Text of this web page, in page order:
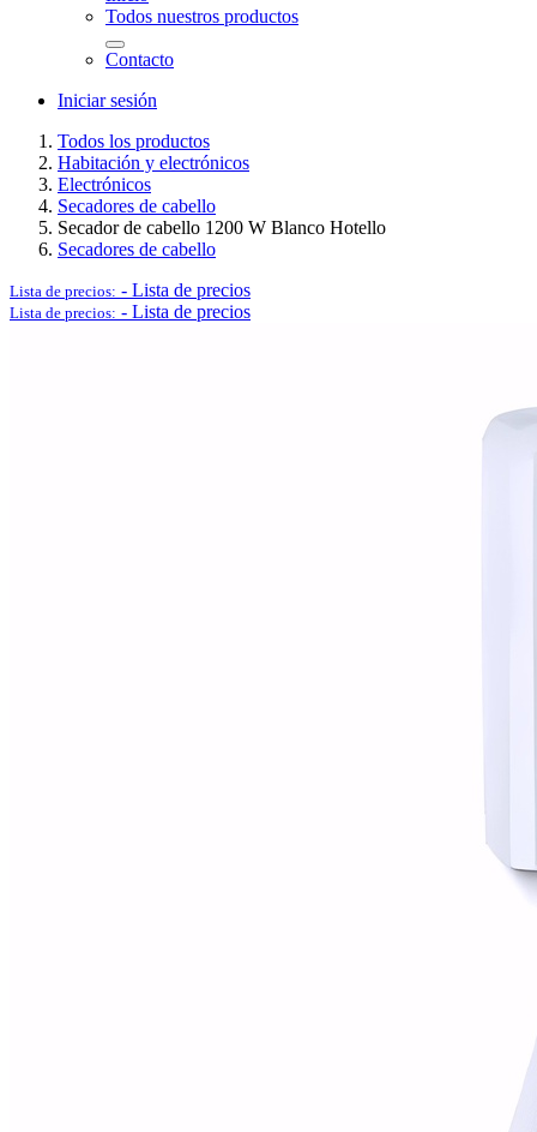
Logística y Equipamiento Auxiliar
Ver todo en Logística y Equipamiento Auxiliar→
Carros
Todos nuestros productos
Contacto
Iniciar sesión
Todos los productos
Habitación y electrónicos
Electrónicos
Secadores de cabello
Secador de cabello 1200 W Blanco Hotello
Secadores de cabello
Lista de precios: - Lista de precios
Lista de precios: - Lista de precios